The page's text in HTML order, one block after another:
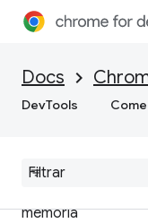
Docs
DevTools
Otimizar a
Memória
Visão geral
memória